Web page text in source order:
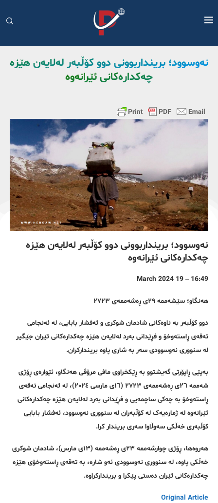
نەوسوود؛ برینداربوونی دوو کۆڵبەر لەلایەن هێزە
چەکدارەکانی ئێرانەوە
نەوسوود؛ برینداربوونی دوو کۆڵبەر لەلایەن هێزە
چەکدارەکانی ئێرانەوە
16:49 – 19 March 2024
هەنگاو؛ سێشەممە ٢٩ی ڕەشەممەی ٢٧٢٣
دوو کۆڵبەر بە ناوەکانی شادمان شوکری و ئەفشار بابایی، لە ئەنجامی
تەقەی ڕاستەوخۆ و فڕێدانی بەرد لەلایەن هێزە چەکدارەکانی ئێران جێگیر
لە سنووری نەوسوودی سەر بە شاری پاوە بریندارکران.
بەپێی ڕاپۆرتی گەیشتوو بە ڕێکخراوی مافی مرۆڤی هەنگاو، ئێوارەی ڕۆژی
شەممە ٢٦ی ڕەشەممەی ٢٧٢٣ (١٦ی مارسی ٢٠٢٤)، لە ئەنجامی تەقەی
ڕاستەوخۆ بە چەکی ساچمەیی و فڕێدانی بەرد لەلایەن هێزە چەکدارەکانی
ئێرانەوە لە ژمارەیەک لە کۆڵبەران لە سنووری نەوسوود، ئەفشار بابایی
کۆڵبەری خەڵکی سەوڵاوا سەری بریندار کرا.
هەروەها، ڕۆژی چوارشەممە ٢٣ی ڕەشەممە (١٣ی مارس)، شادمان شوکری
خەڵکی پاوە، لە سنووری نەوسوودی ئەو شارە، بە تەقەی ڕاستەوخۆی هێزە
چەکدارەکانی ئێران دەستی پێکرا و بریندارکراوە.
Original Article